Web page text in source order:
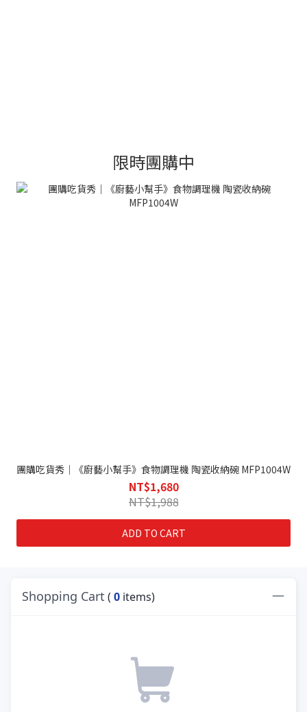
限時團購中
團購吃貨秀｜《廚藝小幫手》食物調理機 陶瓷收納碗 MFP1004W
NT$1,680
NT$1,988
ADD TO CART
Shopping Cart ( 0 items)